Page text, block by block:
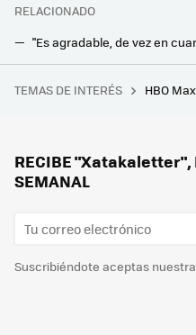
RELACIONADO
TEMAS DE INTERÉS HBO
RECIBE "Xatakaletter",
SEMANAL
Suscribiéndote aceptas nuestra